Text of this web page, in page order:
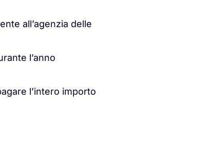
all’agenzia delle
l’anno
l’intero importo